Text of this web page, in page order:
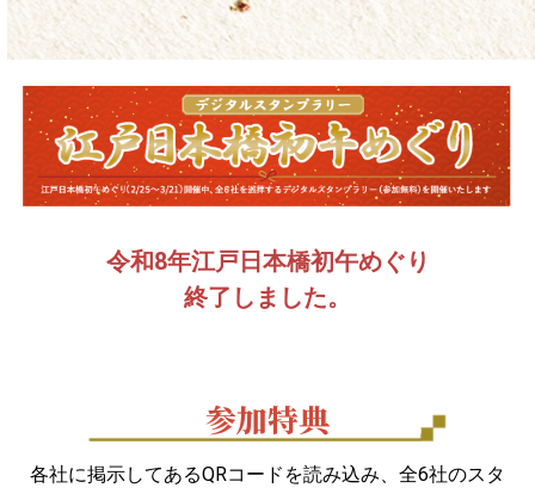
令和8年江戸日本橋初午めぐり
終了しました。
参加特典
各社に掲示してあるQRコードを読み込み、全6社のスタ